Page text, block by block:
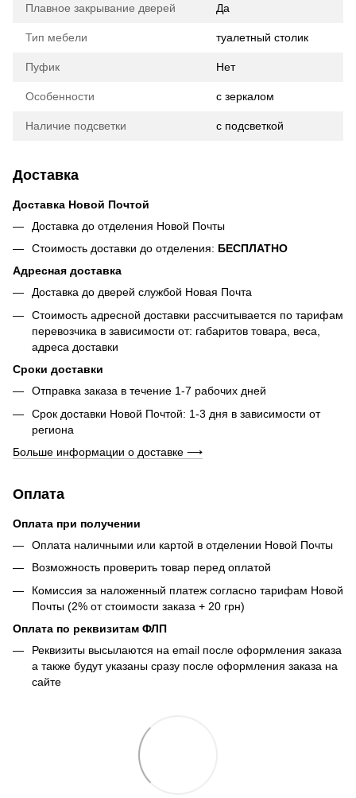
Плавное закрывание дверей Да
Тип мебели туалетный столик
Пуфик Нет
Особенности с зеркалом
Наличие подсветки с подсветкой
Доставка
Доставка Новой Почтой
Доставка до отделения Новой Почты
Стоимость доставки до отделения: БЕСПЛАТНО
Адресная доставка
Доставка до дверей службой Новая Почта
Стоимость адресной доставки рассчитывается по тарифам
перевозчика в зависимости от: габаритов товара, весa,
адреса доставки
Сроки доставки
Отправка заказа в течение 1-7 рабочих дней
Срок доставки Новой Почтой: 1-3 дня в зависимости от
региона
Больше информации о доставке ⟶
Оплата
Оплата при получении
Оплата наличными или картой в отделении Новой Почты
Возможность проверить товар перед оплатой
Комиссия за наложенный платеж согласно тарифам Новой
Почты (2% от стоимости заказа + 20 грн)
Оплата по реквизитам ФЛП
Реквизиты высылаются на email после оформления заказа
а также будут указаны сразу после оформления заказа на
сайте